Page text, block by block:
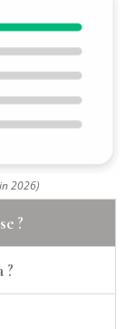
2026)
?
?